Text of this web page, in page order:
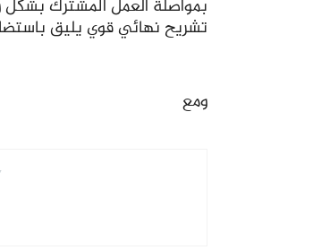
بمواصلة العمل المشترك بشكل
تشريح نهائي قوي يليق باستضافة
ومع